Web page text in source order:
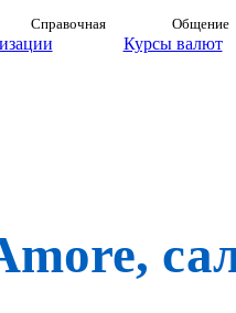
Справочная Общение
Курсы валют